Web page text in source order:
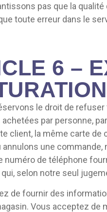
pas que la
toute erreur dans le
6 –
le droit de
achetées par personne,
client, la même carte de
une
de téléphone
selon notre seul
de fournir des
Vous acceptez de